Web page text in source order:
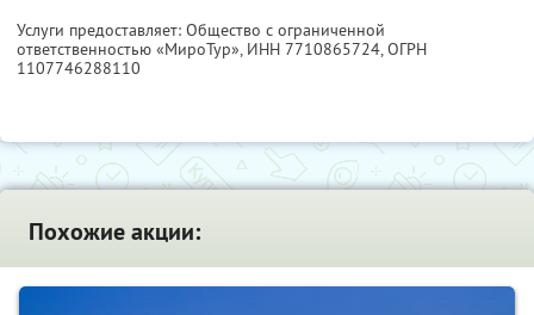
Услуги предоставляет: Общество с ограниченной
ответственностью «МироТур», ИНН 7710865724, ОГРН
1107746288110
Похожие акции: